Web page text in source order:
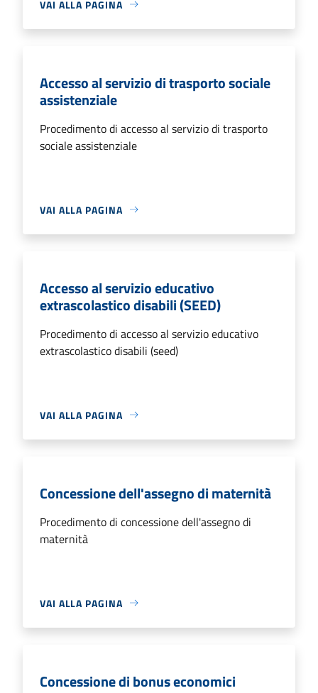
VAI ALLA PAGINA
Accesso al servizio di trasporto sociale
assistenziale
Procedimento di accesso al servizio di trasporto
sociale assistenziale
VAI ALLA PAGINA
Accesso al servizio educativo
extrascolastico disabili (SEED)
Procedimento di accesso al servizio educativo
extrascolastico disabili (seed)
VAI ALLA PAGINA
Concessione dell'assegno di maternità
Procedimento di concessione dell'assegno di
maternità
VAI ALLA PAGINA
Concessione di bonus economici